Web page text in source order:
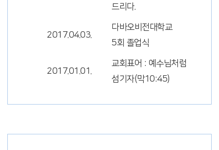
드리다.
2017.04.03.
다바오비전대학교
5회 졸업식
2017.01.01.
교회표어 : 예수님처럼
섬기자(막10:45)